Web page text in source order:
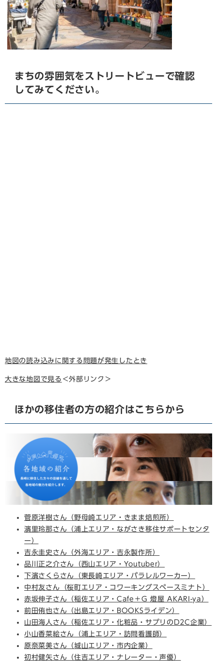
まちの雰囲気をストリートビューで確認
してみてください。
地図の読み込みに関する問題が発生したとき
大きな地図で見る ＜外部リンク＞
ほかの移住者の方の紹介はこちらから
菅原洋樹さん（野母崎エリア・きまま焙煎所）
濱里玲那さん（浦上エリア・ながさき移住サポートセンタ
ー）
吉永圭史さん（外海エリア・吉永製作所）
品川正之介さん（西山エリア・Youtuber）
下濱さくらさん（東長崎エリア・パラレルワーカー）
中村友さん（桜町エリア・コワーキングスペースミナト）
赤坂伸子さん（稲佐エリア・Cafe＋G 燈屋 AKARI-ya）
前田侑也さん（出島エリア・BOOKSライデン）
山田海人さん（稲佐エリア・化粧品・サプリのD2C企業）
小山香菜絵さん（浦上エリア・訪問看護師）
原奈菜美さん（城山エリア・市内企業）
初村健矢さん（住吉エリア・ナレーター・声優）